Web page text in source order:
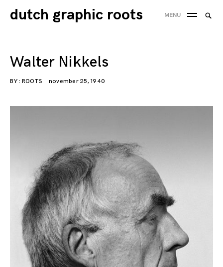
Skip
to
dutch graphic roots MENU
Walter Nikkels
BY : ROOTS november 25, 1940